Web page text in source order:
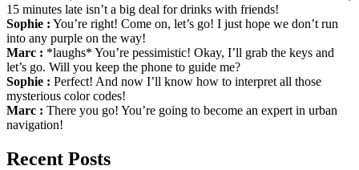
15 minutes late isn’t a big deal for drinks with friends!
Sophie : You’re right! Come on, let’s go! I just hope we don’t run
into any purple on the way!
Marc : *laughs* You’re pessimistic! Okay, I’ll grab the keys and
let’s go. Will you keep the phone to guide me?
Sophie : Perfect! And now I’ll know how to interpret all those
mysterious color codes!
Marc : There you go! You’re going to become an expert in urban
navigation!
Recent Posts